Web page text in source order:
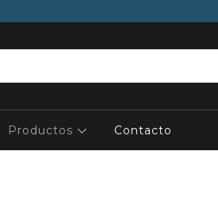
Productos Contacto